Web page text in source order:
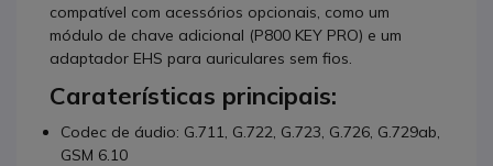
compatível com acessórios opcionais, como um
módulo de chave adicional (P800 KEY PRO) e um
adaptador EHS para auriculares sem fios.
Caraterísticas principais:
Codec de áudio: G.711, G.722, G.723, G.726, G.729ab,
GSM 6.10